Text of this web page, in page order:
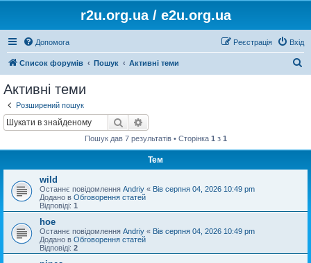
r2u.org.ua / e2u.org.ua
Допомога Вхід
Реєстрація
Список форумів Пошук Активні теми
Активні теми
Розширений пошук
Пошук
Пошук дав 7 результатів • Сторінка 1 з 1
Тем
wild
Останнє повідомлення Andriy « Вів серпня 04, 2026 10:49 pm
Додано в Обговорення статей
Відповіді: 1
hoe
Останнє повідомлення Andriy « Вів серпня 04, 2026 10:49 pm
Додано в Обговорення статей
Відповіді: 2